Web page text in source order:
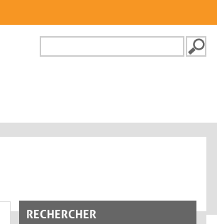
FORMULAIRE DE
RECHERCHER